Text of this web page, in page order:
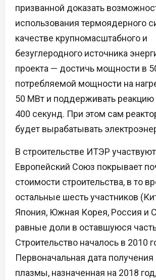
призванной доказать
использования термоядерного
качестве крупномасштабного и
безуглеродного источника
проекта — достичь мощности в
потребляемой мощности на
50 МВт и поддерживать
400 секунд. При этом сам
будет вырабатывать
В строительстве ИТЭР
Европейский Союз покрывает
стоимости строительства, в то
остальные шесть участников
Япония, Южная Корея, Россия и
равные доли в оставшуюся
Строительство началось в 2010
Первоначальная дата получения
плазмы, назначенная на 2018